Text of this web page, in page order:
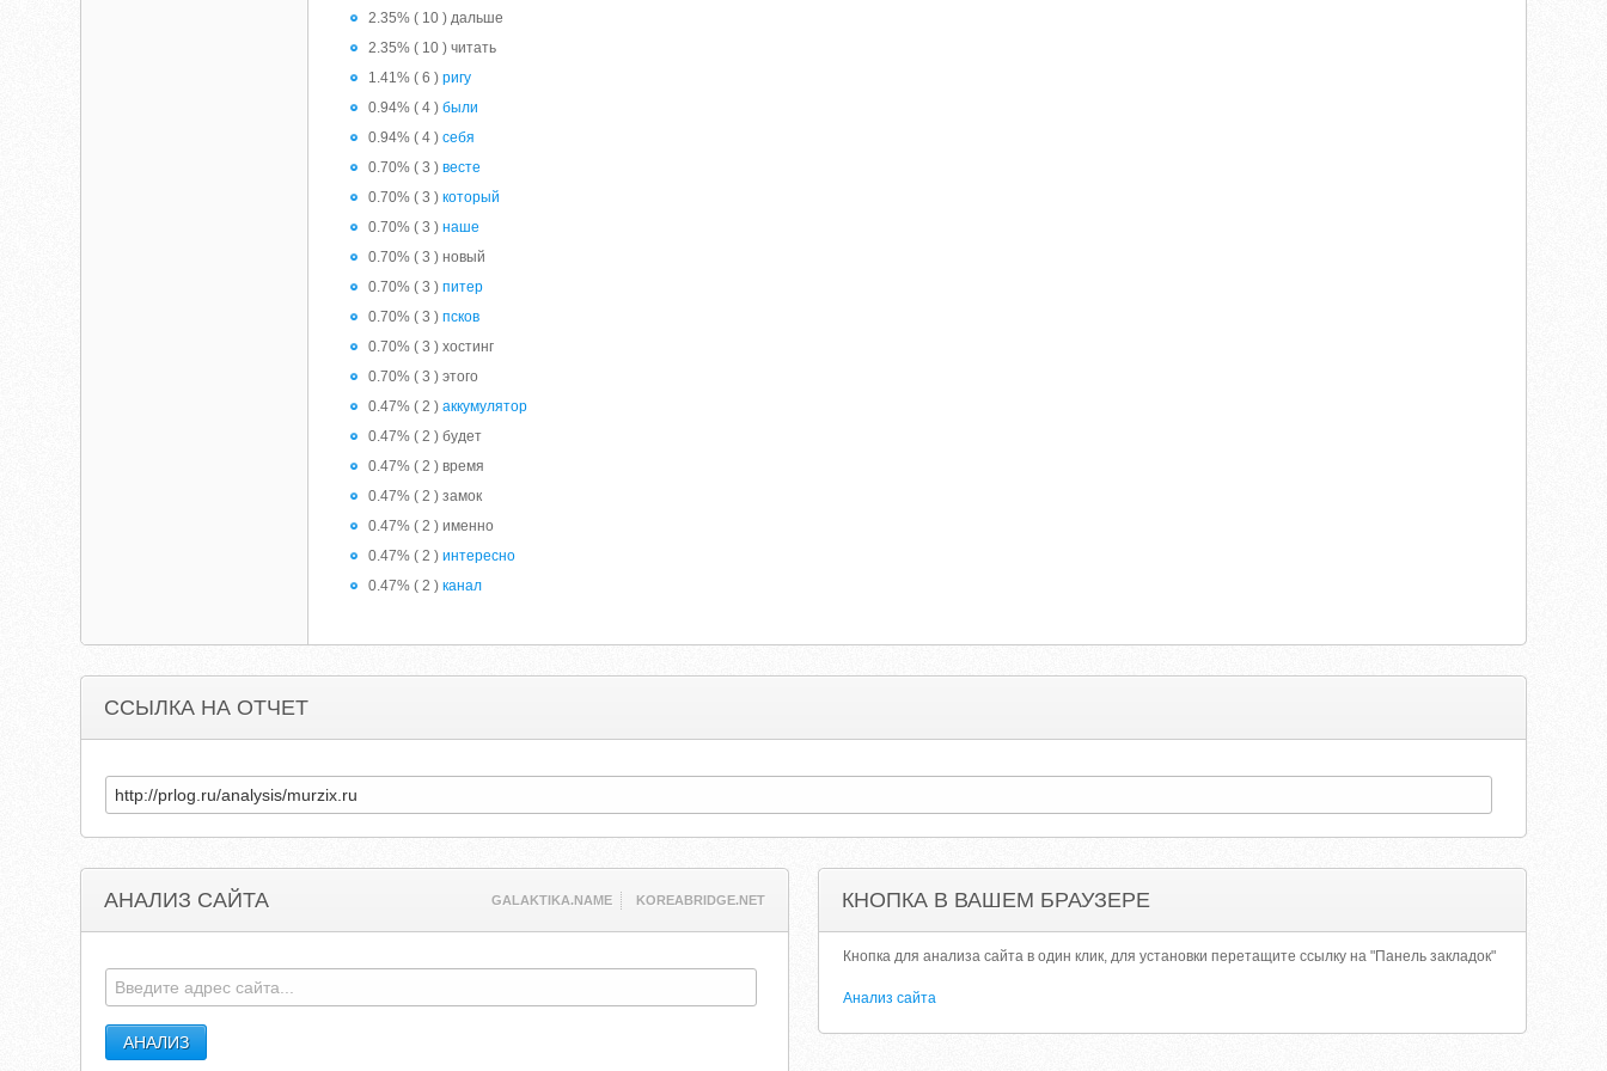
2.35% ( 10 ) дальше
2.35% ( 10 ) читать
1.41% ( 6 )ригу
0.94% ( 4 )были
0.94% ( 4 )себя
0.70% ( 3 )весте
0.70% ( 3 )который
0.70% ( 3 )наше
0.70% ( 3 ) новый
0.70% ( 3 )питер
0.70% ( 3 )псков
0.70% ( 3 ) хостинг
0.70% ( 3 ) этого
0.47% ( 2 )аккумулятор
0.47% ( 2 ) будет
0.47% ( 2 ) время
0.47% ( 2 ) замок
0.47% ( 2 ) именно
0.47% ( 2 )интересно
0.47% ( 2 )канал
ССЫЛКА НА ОТЧЕТ
АНАЛИЗ САЙТА GALAKTIKA.NAME KOREABRIDGE.NET КНОПКА В ВАШЕМ БРАУЗЕРЕ
Кнопка для анализа сайта в один клик, для установки перетащите ссылку на "Панель закладок"
Анализ сайта